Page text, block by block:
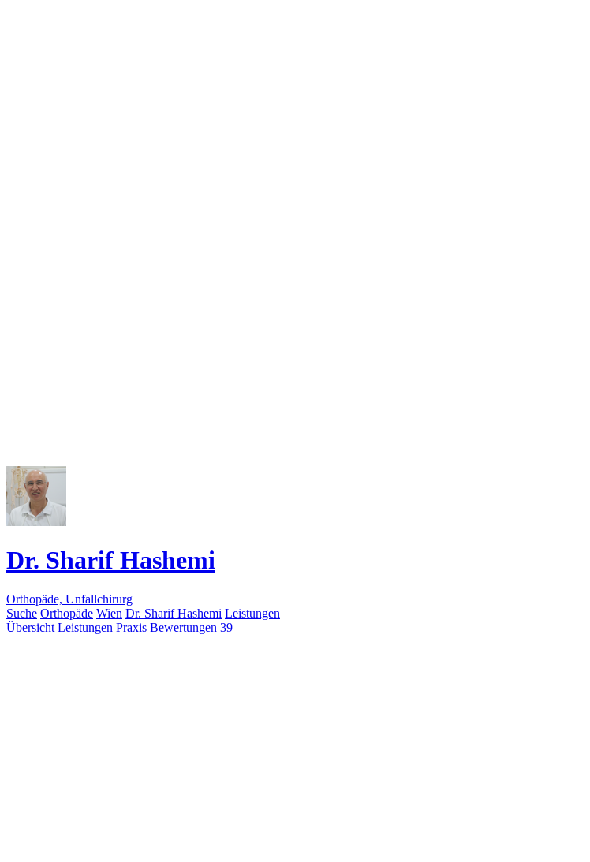
Dr. Sharif Hashemi
Orthopäde, Unfallchirurg
Suche Orthopäde Wien Dr. Sharif Hashemi Leistungen
Übersicht Leistungen Praxis Bewertungen 39